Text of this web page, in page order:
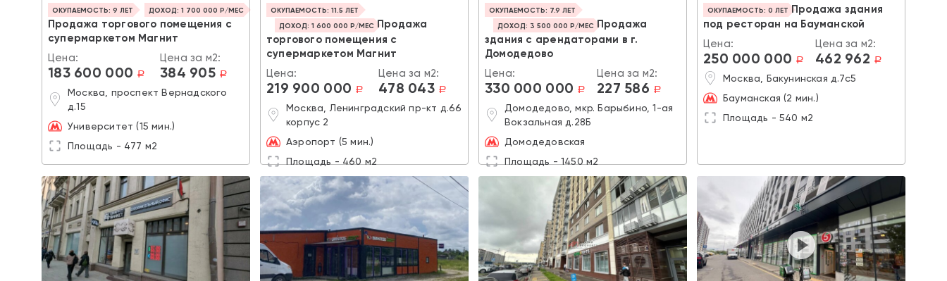
ОКУПАЕМОСТЬ: 9 ЛЕТ ДОХОД: 1 700 000 Р/МЕС
Продажа торгового помещения с
супермаркетом Магнит
Цена:
183 600 000 a
Цена за м2:
384 905 a
Москва, проспект Вернадского
д.15
Университет (15 мин.)
Площадь - 477 м2
ОКУПАЕМОСТЬ: 11.5 ЛЕТ
ДОХОД: 1 600 000 Р/МЕС Продажа
торгового помещения с
супермаркетом Магнит
Цена:
219 900 000 a
Цена за м2:
478 043 a
Москва, Ленинградский пр-кт д.66
корпус 2
Аэропорт (5 мин.)
Площадь - 460 м2
ОКУПАЕМОСТЬ: 7.9 ЛЕТ
ДОХОД: 3 500 000 Р/МЕС Продажа
здания с арендаторами в г.
Домодедово
Цена:
330 000 000 a
Цена за м2:
227 586 a
Домодедово, мкр. Барыбино, 1-ая
Вокзальная д.28Б
Домодедовская
Площадь - 1450 м2
ОКУПАЕМОСТЬ: 0 ЛЕТ Продажа здания
под ресторан на Бауманской
Цена:
250 000 000 a
Цена за м2:
462 962 a
Москва, Бакунинская д.7с5
Бауманская (2 мин.)
Площадь - 540 м2